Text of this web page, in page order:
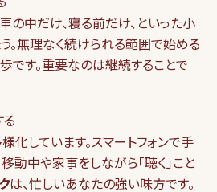
の中だけ、寝る前だけ、といった小
。無理なく続けられる範囲で始める
です。重要なのは継続することで
化しています。スマートフォンで手
移動中や家事をしながら「聴く」こと
は、忙しいあなたの強い味方です。